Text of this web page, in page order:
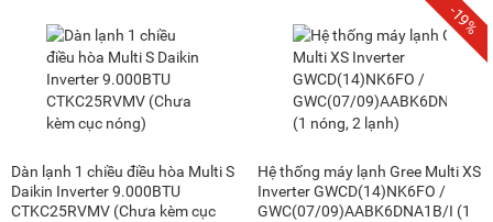
Dàn lạnh 1 chiều điều hòa Multi S
Daikin Inverter 9.000BTU
CTKC25RVMV (Chưa kèm cục
-19%
Hệ thống máy lạnh Gree Multi XS
Inverter GWCD(14)NK6FO /
GWC(07/09)AABK6DNA1B/I (1